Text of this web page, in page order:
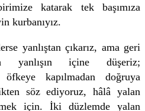
katarak tek başımıza
kurbanıyız.
yanlıştan çıkarız, ama geri
yanlışın içine düşeriz;
kapılmadan doğruya
söz ediyoruz, hâlâ yalan
için. İki düzlemde yalan